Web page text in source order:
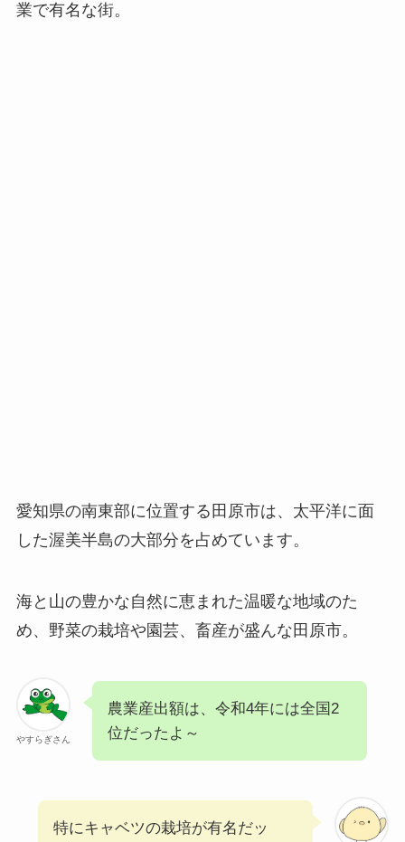
業で有名な街。
愛知県の南東部に位置する田原市は、太平洋に面
した渥美半島の大部分を占めています。
海と山の豊かな自然に恵まれた温暖な地域のた
め、野菜の栽培や園芸、畜産が盛んな田原市。
やすらぎさん
農業産出額は、令和4年には全国2
位だったよ～
特にキャベツの栽培が有名だッ